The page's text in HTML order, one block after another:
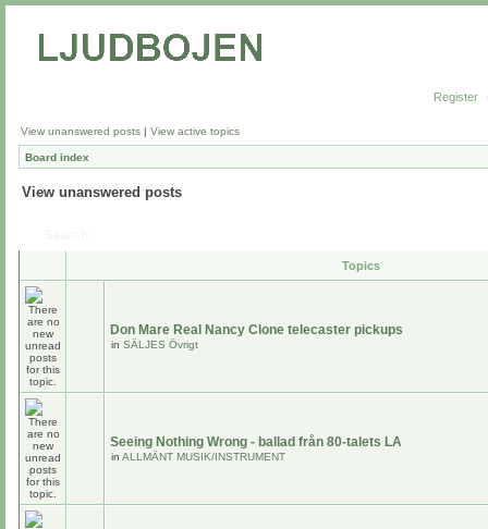
Register
View unanswered posts | View active topics
Board index
View unanswered posts
Topics
Don Mare Real Nancy Clone telecaster pickups
in SÄLJES Övrigt
Seeing Nothing Wrong - ballad från 80-talets LA
in ALLMÄNT MUSIK/INSTRUMENT